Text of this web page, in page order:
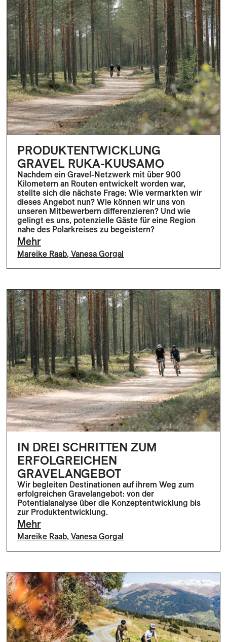
PRODUKTENTWICKLUNG
GRAVEL RUKA-KUUSAMO
Nachdem ein Gravel-Netzwerk mit über 900
Kilometern an Routen entwickelt worden war,
stellte sich die nächste Frage: Wie vermarkten wir
dieses Angebot nun? Wie können wir uns von
unseren Mitbewerbern differenzieren? Und wie
gelingt es uns, potenzielle Gäste für eine Region
nahe des Polarkreises zu begeistern?
Mehr
Mareike Raab,Vanesa Gorgal
IN DREI SCHRITTEN ZUM
ERFOLGREICHEN
GRAVELANGEBOT
Wir begleiten Destinationen auf ihrem Weg zum
erfolgreichen Gravelangebot: von der
Potentialanalyse über die Konzeptentwicklung bis
zur Produktentwicklung.
Mehr
Mareike Raab,Vanesa Gorgal